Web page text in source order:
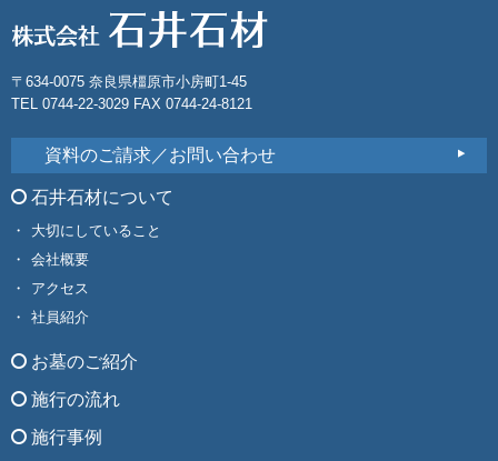
〒634-0075 奈良県橿原市小房町1-45
TEL 0744-22-3029 FAX 0744-24-8121
資料のご請求／お問い合わせ
石井石材について
大切にしていること
会社概要
アクセス
社員紹介
お墓のご紹介
施行の流れ
施行事例